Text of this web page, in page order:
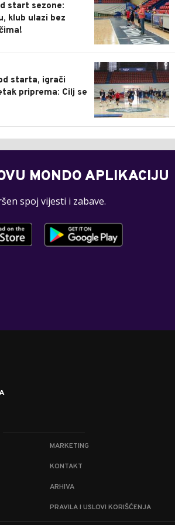
start sezone:
klub ulazi bez
0
starta, igrači
priprema: Cilj se
MONDO APLIKACIJU
spoj vijesti i zabave.
MARKETING
KONTAKT
ARHIVA
PRAVILA I USLOVI KORIŠĆENJA